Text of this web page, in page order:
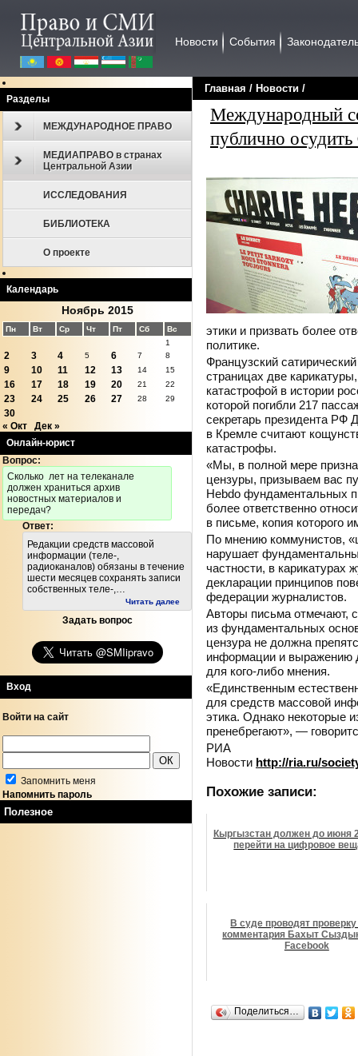
Новости События
Разделы
МЕЖДУНАРОДНОЕ ПРАВО
МЕДИАПРАВО в странах
Центральной Азии
ИССЛЕДОВАНИЯ
БИБЛИОТЕКА
О проекте
Календарь
Ноябрь 2015
Пн Вт Ср Чт Пт Сб
Вс
1
2 3 4 5 6 7 8
9 10 11 12 13 14 15
16 17 18 19 20 21 22
23 24 25 26 27 28 29
30
« Окт
Дек »
Онлайн-юрист
Вопрос:
Cколько лет на телеканале
должен храниться архив
новостных материалов и
передач?
Ответ:
Редакции средств массовой
информации (теле-,
радиоканалов) обязаны в течение
шести месяцев сохранять записи
собственных теле-,…
Читать далее
Задать вопрос
Вход
Войти на сайт
Запомнить меня
Напомнить пароль
Полезное
Главная / Новости /
Международный
публично
этики и призвать более
политике.
Французский
страницах две
катастрофой в истории
которой погибли 217
секретарь президента РФ
в Кремле считают
катастрофы.
«Мы, в полной мере
цензуры, призываем вас
Hebdo фундаментальных
более ответственно
в письме, копия которого
По мнению коммунистов,
нарушает
частности, в карикатурах
декларации принципов
федерации журналистов.
Авторы письма отмечают,
из фундаментальных
цензура не должна
информации и выражению
для кого-либо мнения.
«Единственным
для средств массовой
этика. Однако некоторые
пренебрегают», —
РИА
Новости http://ria.ru/
Похожие записи:
Кыргызстан должен до июня
перейти на цифровое
В суде проводят проверку
комментария Бахыт
Facebook
Поделиться…